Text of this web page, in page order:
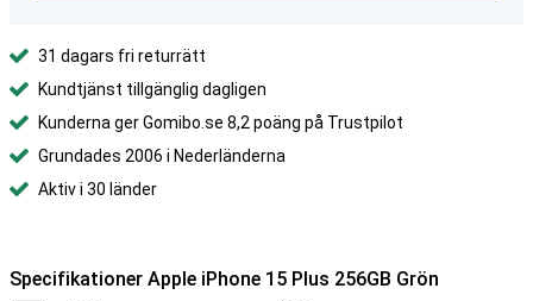
31 dagars fri returrätt
Kundtjänst tillgänglig dagligen
Kunderna ger Gomibo.se 8,2 poäng på Trustpilot
Grundades 2006 i Nederländerna
Aktiv i 30 länder
Specifikationer Apple iPhone 15 Plus 256GB Grön